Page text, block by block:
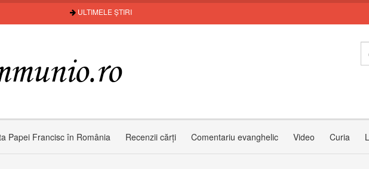
ULTIMELE ȘTIRI
Papei Francisc în România Recenzii cărți Comentariu evanghelic Video Curia